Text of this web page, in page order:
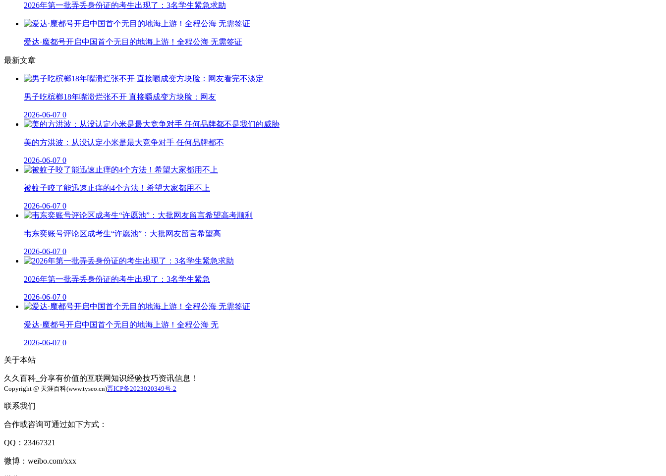
2026年第一批弄丢身份证的考生出现了：3名学生紧急求助
爱达·魔都号开启中国首个无目的地海上游！全程公海 无需签证
最新文章
男子吃槟榔18年嘴溃烂张不开 直接嚼成变方块脸：网友
2026-06-07 0
美的方洪波：从没认定小米是最大竞争对手 任何品牌都不
2026-06-07 0
被蚊子咬了能迅速止痒的4个方法！希望大家都用不上
2026-06-07 0
韦东奕账号评论区成考生“许愿池”：大批网友留言希望高
2026-06-07 0
2026年第一批弄丢身份证的考生出现了：3名学生紧急
2026-06-07 0
爱达·魔都号开启中国首个无目的地海上游！全程公海 无
2026-06-07 0
关于本站
久久百科_分享有价值的互联网知识经验技巧资讯信息！
Copyright @ 天涯百科(www.tyseo.cn)晋ICP备2023020349号-2
联系我们
合作或咨询可通过如下方式：
QQ：23467321
微博：weibo.com/xxx